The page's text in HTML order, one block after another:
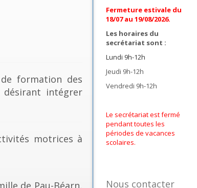
formation des
désirant intégrer
motrices à
de Pau-Béarn,
Fermeture estivale du
18/07 au 19/08/2026.
Les horaires du
secrétariat sont :
Lundi 9h-12h
Jeudi 9h-12h
Vendredi 9h-12h
Le secrétariat est fermé
pendant toutes les
périodes de vacances
scolaires.
Nous contacter